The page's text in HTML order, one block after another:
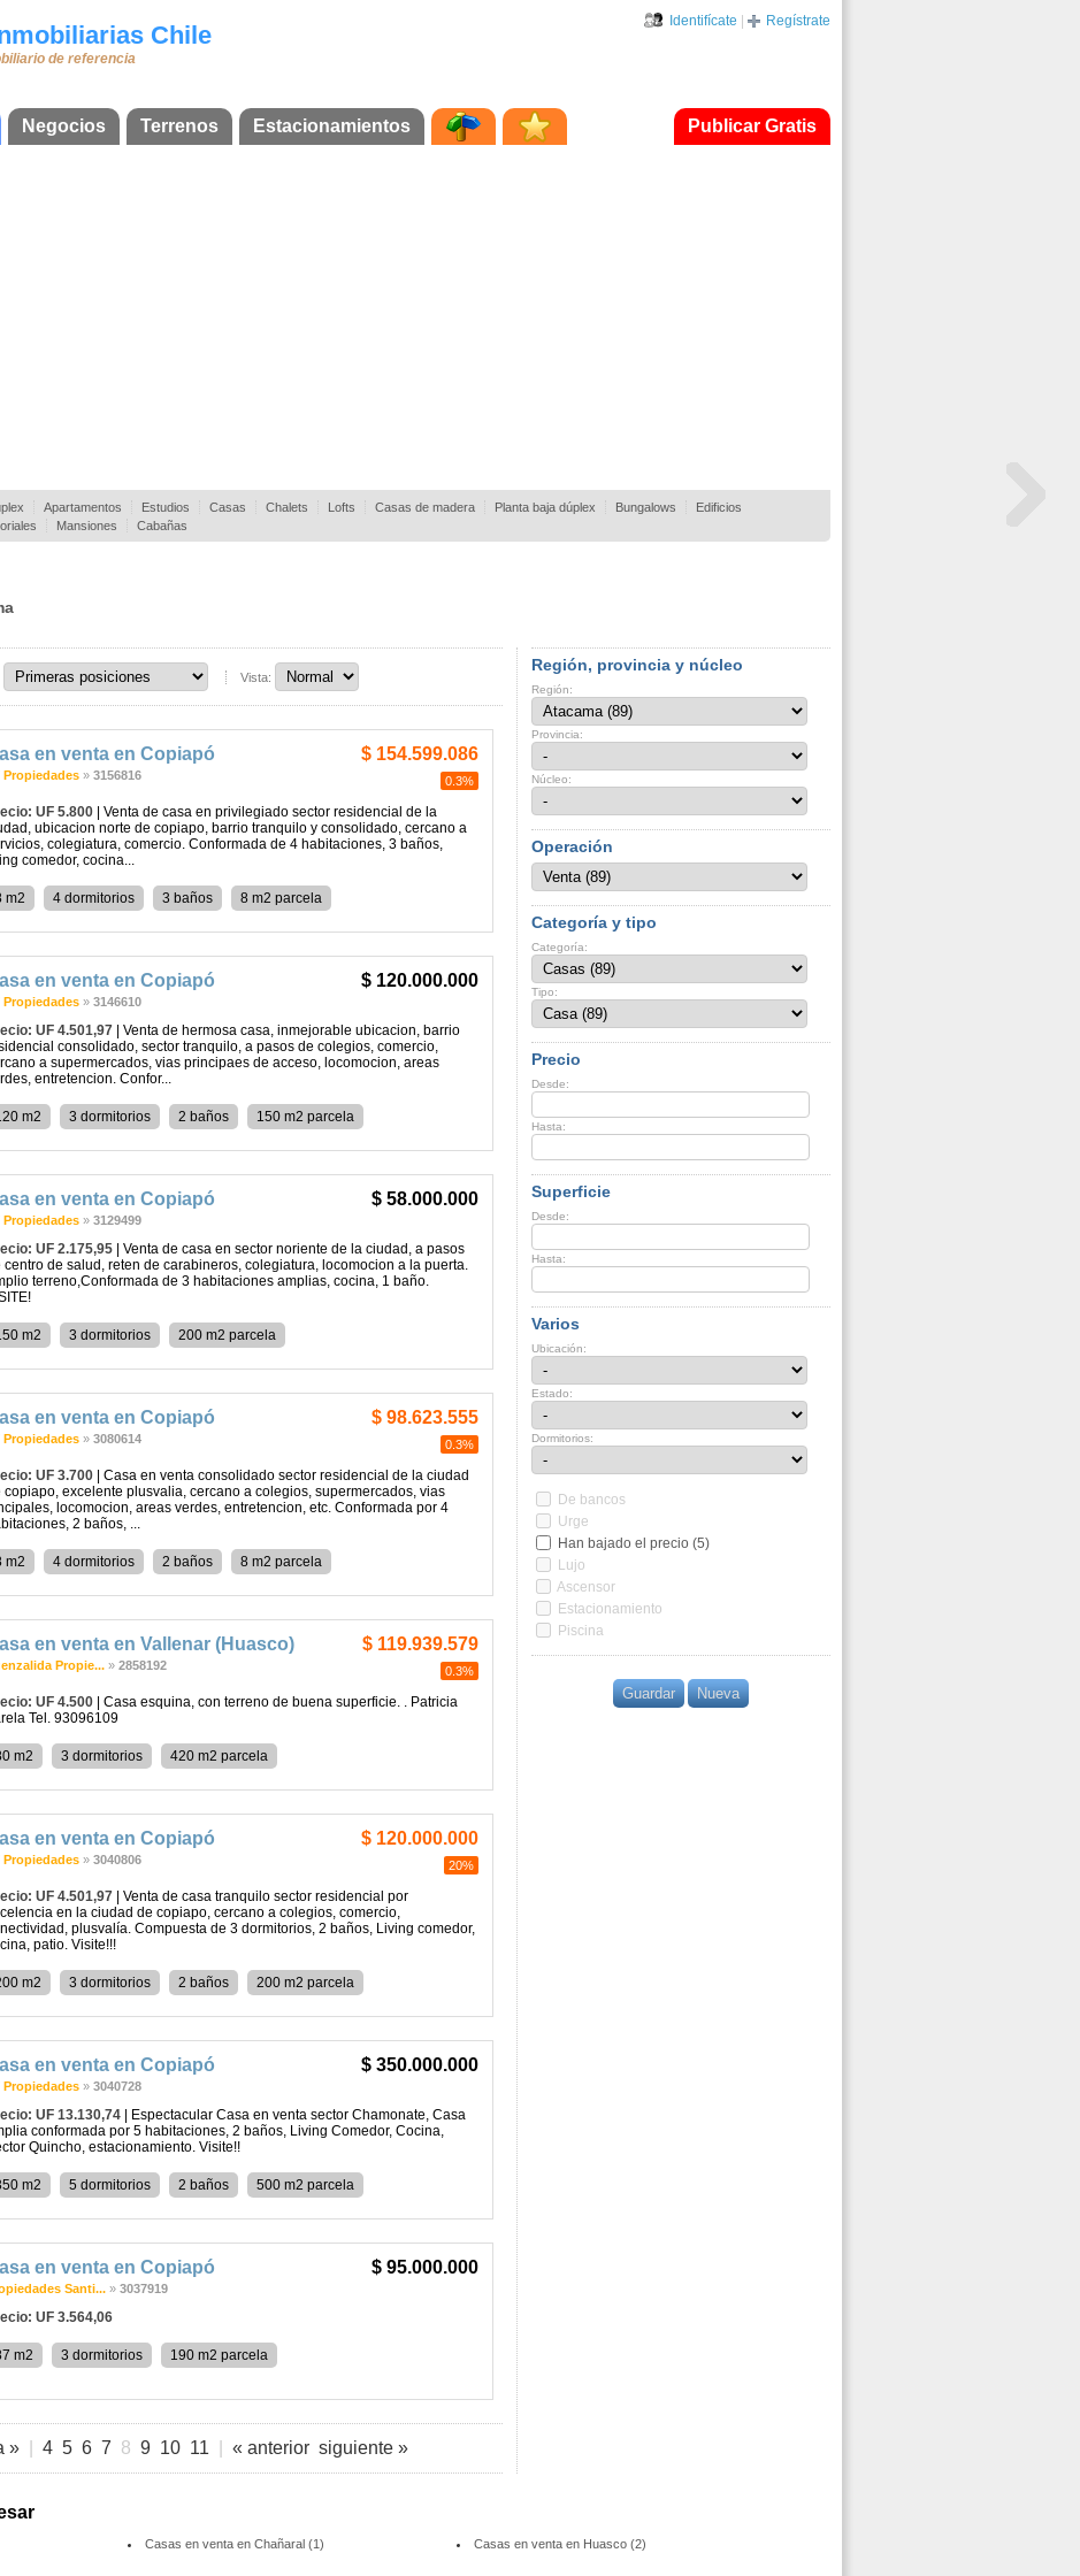
Chile
de referencia
Identifícate Regístrate
Negocios Terrenos Estacionamientos Publicar Gratis
Apartamentos Estudios Casas Chalets Lofts Casas de madera Planta baja dúplex Bungalows
Edificios
Mansiones Cabañas
Región, provincia y núcleo
Región:
Provincia:
Núcleo:
Operación
Categoría y tipo
Categoría:
Tipo:
Precio
Desde:
Hasta:
Superficie
Desde:
Hasta:
Varios
Ubicación:
Estado:
Dormitorios:
De bancos
Urge
Han bajado el precio (5)
Lujo
Ascensor
Estacionamiento
Piscina
Guardar Nueva
Vista:
$ 154.599.086
0.3%
en venta en Copiapó
Propiedades » 3156816
UF 5.800 | Venta de casa en privilegiado sector residencial de la
ubicacion norte de copiapo, barrio tranquilo y consolidado, cercano a
colegiatura, comercio. Conformada de 4 habitaciones, 3 baños,
comedor, cocina...
m2 4 dormitorios 3 baños 8 m2 parcela
$ 120.000.000
en venta en Copiapó
Propiedades » 3146610
UF 4.501,97 | Venta de hermosa casa, inmejorable ubicacion, barrio
consolidado, sector tranquilo, a pasos de colegios, comercio,
a supermercados, vias principaes de acceso, locomocion, areas
entretencion. Confor...
m2 3 dormitorios 2 baños 150 m2 parcela
$ 58.000.000
en venta en Copiapó
Propiedades » 3129499
UF 2.175,95 | Venta de casa en sector noriente de la ciudad, a pasos
centro de salud, reten de carabineros, colegiatura, locomocion a la puerta.
terreno,Conformada de 3 habitaciones amplias, cocina, 1 baño.
m2 3 dormitorios 200 m2 parcela
$ 98.623.555
0.3%
en venta en Copiapó
Propiedades » 3080614
UF 3.700 | Casa en venta consolidado sector residencial de la ciudad
copiapo, excelente plusvalia, cercano a colegios, supermercados, vias
locomocion, areas verdes, entretencion, etc. Conformada por 4
2 baños, ...
m2 4 dormitorios 2 baños 8 m2 parcela
$ 119.939.579
0.3%
en venta en Vallenar (Huasco)
Propie... » 2858192
UF 4.500 | Casa esquina, con terreno de buena superficie. . Patricia
Tel. 93096109
m2 3 dormitorios 420 m2 parcela
$ 120.000.000
20%
en venta en Copiapó
Propiedades » 3040806
UF 4.501,97 | Venta de casa tranquilo sector residencial por
en la ciudad de copiapo, cercano a colegios, comercio,
plusvalía. Compuesta de 3 dormitorios, 2 baños, Living comedor,
patio. Visite!!!
m2 3 dormitorios 2 baños 200 m2 parcela
$ 350.000.000
en venta en Copiapó
Propiedades » 3040728
UF 13.130,74 | Espectacular Casa en venta sector Chamonate, Casa
conformada por 5 habitaciones, 2 baños, Living Comedor, Cocina,
Quincho, estacionamiento. Visite!!
m2 5 dormitorios 2 baños 500 m2 parcela
$ 95.000.000
en venta en Copiapó
Santi... » 3037919
UF 3.564,06
m2 3 dormitorios 190 m2 parcela
» 4 5 6 7 8 9 10 11 « anterior siguiente »
Casas en venta en Chañaral (1) Casas en venta en Huasco (2)